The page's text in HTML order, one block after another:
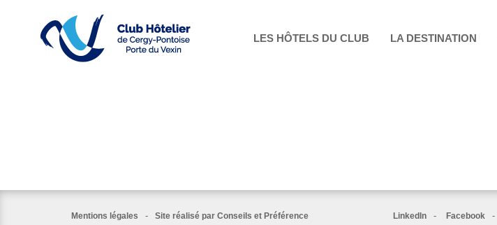
LES HÔTELS DU CLUB LA DESTINATION
Mentions légales - Site réalisé par Conseils et Préférence LinkedIn - Facebook -